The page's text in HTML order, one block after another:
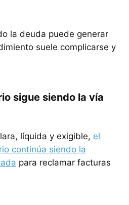
la deuda puede generar
suele complicarse y
sigue siendo la vía
líquida y exigible, el
continúa siendo la
para reclamar facturas